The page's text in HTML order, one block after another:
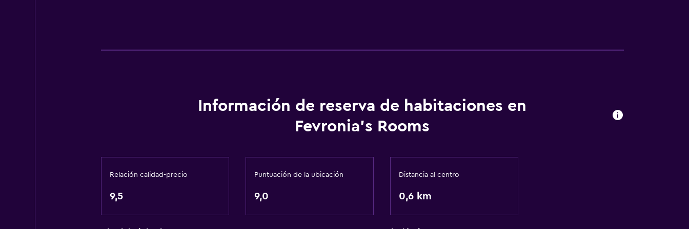
Información de reserva de habitaciones en
Fevronia's Rooms
Relación calidad-precio
9,5
Puntuación de la ubicación
9,0
Distancia al centro
0,6 km